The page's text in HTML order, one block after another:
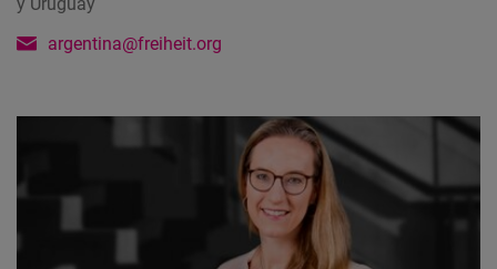
argentina@freiheit.org